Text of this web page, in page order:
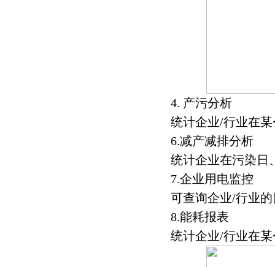
4. 产污分析
统计企业/行业在
6.减产减排分析
统计企业在污染日
7.企业用电监控
可查询企业/行业
8.能耗报表
统计企业/行业在